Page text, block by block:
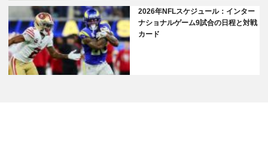
2026年NFLスケジュール：インター
ナショナルゲーム9試合の日程と対戦
カード